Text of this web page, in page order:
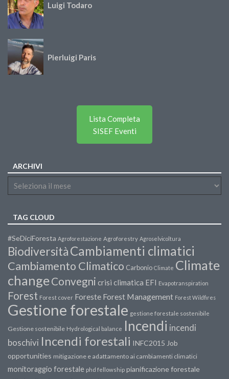
Luigi Todaro
Pierluigi Paris
Lista Completa
SISEF Eventi
ARCHIVI
TAG CLOUD
#SeDiciForesta Agroforestazione Agroforestry Agroselvicoltura
BiodiversitàCambiamenti climatici
Cambiamento Climatico Carbonio Climate Climate
changeConvegni crisi climatica EFI Evapotranspiration
Forest Forest cover Foreste Forest Management Forest Wildfires
Gestione forestale gestione forestale sostenibile
Gestione sostenibile Hydrological balance Incendi incendi
boschivi Incendi forestali INFC2015 Job
opportunities mitigazione e adattamento ai cambiamenti climatici
monitoraggio forestale phd fellowship pianificazione forestale